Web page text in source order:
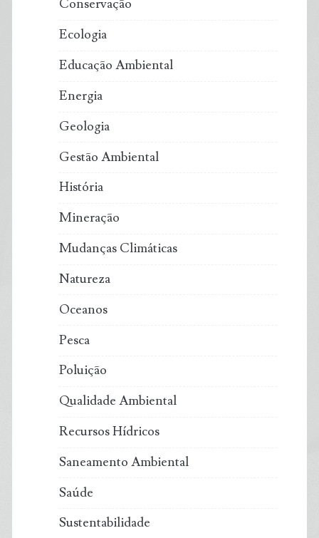
Conservação
Ecologia
Educação Ambiental
Energia
Geologia
Gestão Ambiental
História
Mineração
Mudanças Climáticas
Natureza
Oceanos
Pesca
Poluição
Qualidade Ambiental
Recursos Hídricos
Saneamento Ambiental
Saúde
Sustentabilidade